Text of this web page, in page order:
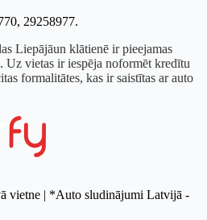
29258977.
Liepājāun klātienē ir pieejamas
Uz vietas ir iespēja noformēt kredītu
formalitātes, kas ir saistītas ar auto
vietne | *Auto sludinājumi Latvijā -